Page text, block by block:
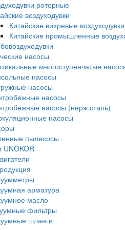
роторные
воздуходувки
Китайские вихревые воздуходувки
Китайские промышленные
насосы
многоступенчатые
насосы
насосы
насосы
насосы (нерж.сталь)
насосы
пылесосы
UNOKOR
арматура
масло
фильтры
шланги